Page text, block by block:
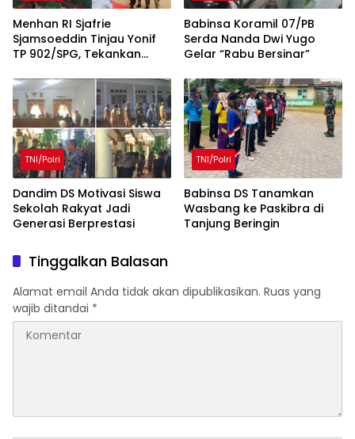
Menhan RI Sjafrie
Sjamsoeddin Tinjau Yonif
TP 902/SPG, Tekankan
Pangkalan dan
Pengabdian Prajurit
kepada Rakyat
Babinsa Koramil 07/PB
Serda Nanda Dwi Yugo
Gelar “Rabu Bersinar”
TNI/Polri
Dandim DS Motivasi Siswa
Sekolah Rakyat Jadi
Generasi Berprestasi
TNI/Polri
Babinsa DS Tanamkan
Wasbang ke Paskibra di
Tanjung Beringin
Tinggalkan Balasan
Alamat email Anda tidak akan dipublikasikan. Ruas yang
wajib ditandai *